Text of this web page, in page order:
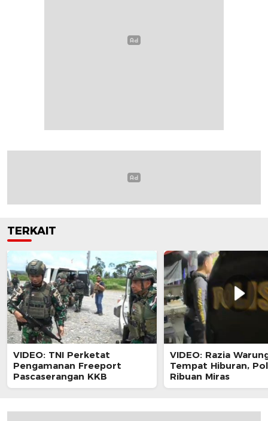
TERKAIT
VIDEO: TNI Perketat
Pengamanan Freeport
Pascaserangan KKB
VIDEO: Razia
Tempat Hiburan,
Ribuan Miras